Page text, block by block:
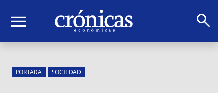
menu search
PORTADA SOCIEDAD